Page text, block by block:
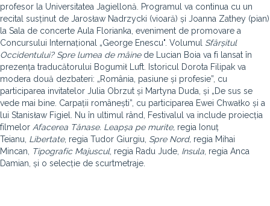
profesor la Universitatea Jagiellonă. Programul va continua cu un
recital susținut de Jarosław Nadrzycki (vioară) și Joanna Zathey (pian)
la Sala de concerte Aula Florianka, eveniment de promovare a
Concursului Internațional „George Enescu". Volumul Sfârșitul
Occidentului? Spre lumea de mâine de Lucian Boia va fi lansat în
prezența traducătorului Bogumił Luft. Istoricul Dorota Filipak va
modera două dezbateri: „România, pasiune și profesie”, cu
participarea invitatelor Julia Obrzut și Martyna Duda, și „De sus se
vede mai bine. Carpații românești”, cu participarea Ewei Chwałko și a
lui Stanisław Figiel. Nu în ultimul rând, Festivalul va include proiecția
filmelor Afacerea Tănase. Leapșa pe murite, regia Ionuț
Teianu, Libertate, regia Tudor Giurgiu, Spre Nord, regia Mihai
Mincan,
Tipografic Majuscul, regia Radu Jude, Insula , regia Anca
Damian, și o selecție de scurtmetraje.